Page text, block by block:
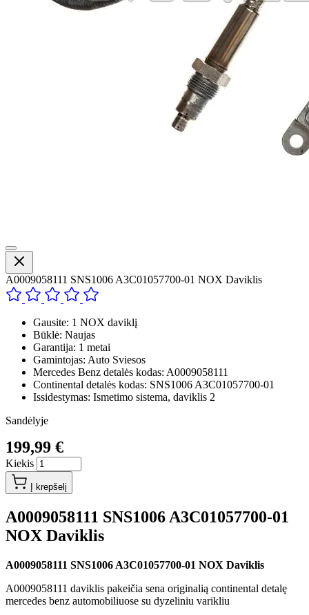
A0009058111 SNS1006 A3C01057700-01 NOX Daviklis
Gausite: 1 NOX daviklį
Būklė: Naujas
Garantija: 1 metai
Gamintojas: Auto Sviesos
Mercedes Benz detalės kodas: A0009058111
Continental detalės kodas: SNS1006 A3C01057700-01
Issidestymas: Ismetimo sistema, daviklis 2
Sandėlyje
199,99 €
Kiekis
Į krepšelį
A0009058111 SNS1006 A3C01057700-01
NOX Daviklis
A0009058111 SNS1006 A3C01057700-01 NOX Daviklis
A0009058111 daviklis pakeičia sena originalią continental detalę
mercedes benz automobiliuose su dyzeliniu varikliu